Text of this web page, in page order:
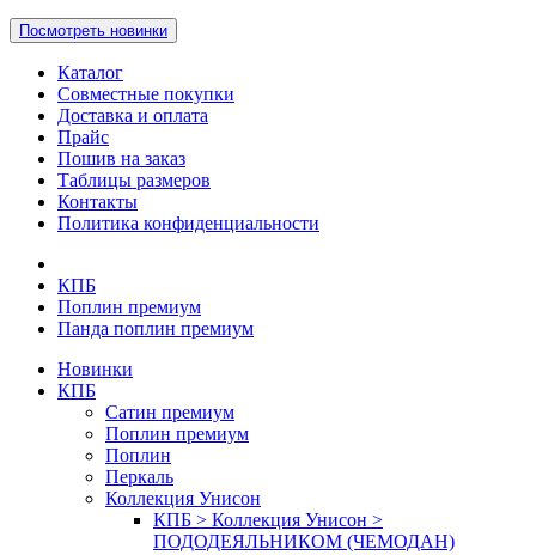
Посмотреть новинки
Каталог
Совместные покупки
Доставка и оплата
Прайс
Пошив на заказ
Таблицы размеров
Контакты
Политика конфиденциальности
КПБ
Поплин премиум
Панда поплин премиум
Новинки
КПБ
Сатин премиум
Поплин премиум
Поплин
Перкаль
Коллекция Унисон
КПБ > Коллекция Унисон >
ПОДОДЕЯЛЬНИКОМ (ЧЕМОДАН)